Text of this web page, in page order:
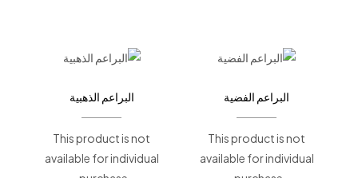
البراعم الفضية
This product is not
available for individual
البراعم الذهبية
This product is not
available for individual